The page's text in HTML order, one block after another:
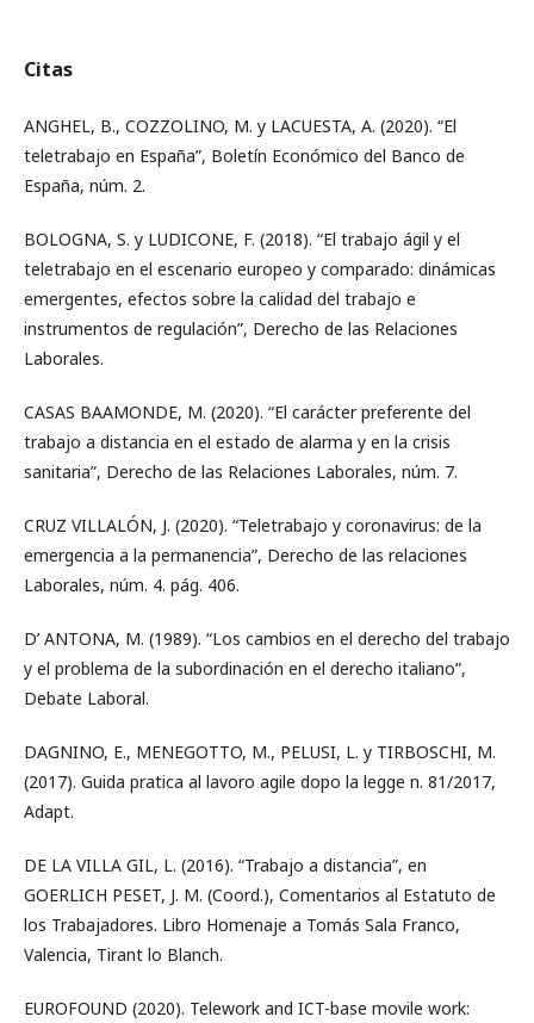
Citas
ANGHEL, B., COZZOLINO, M. y LACUESTA, A. (2020). “El
teletrabajo en España”, Boletín Económico del Banco de
España, núm. 2.
BOLOGNA, S. y LUDICONE, F. (2018). “El trabajo ágil y el
teletrabajo en el escenario europeo y comparado: dinámicas
emergentes, efectos sobre la calidad del trabajo e
instrumentos de regulación”, Derecho de las Relaciones
Laborales.
CASAS BAAMONDE, M. (2020). “El carácter preferente del
trabajo a distancia en el estado de alarma y en la crisis
sanitaria”, Derecho de las Relaciones Laborales, núm. 7.
CRUZ VILLALÓN, J. (2020). “Teletrabajo y coronavirus: de la
emergencia a la permanencia”, Derecho de las relaciones
Laborales, núm. 4. pág. 406.
D’ ANTONA, M. (1989). “Los cambios en el derecho del trabajo
y el problema de la subordinación en el derecho italiano”,
Debate Laboral.
DAGNINO, E., MENEGOTTO, M., PELUSI, L. y TIRBOSCHI, M.
(2017). Guida pratica al lavoro agile dopo la legge n. 81/2017,
Adapt.
DE LA VILLA GIL, L. (2016). “Trabajo a distancia”, en
GOERLICH PESET, J. M. (Coord.), Comentarios al Estatuto de
los Trabajadores. Libro Homenaje a Tomás Sala Franco,
Valencia, Tirant lo Blanch.
EUROFOUND (2020). Telework and ICT-base movile work: